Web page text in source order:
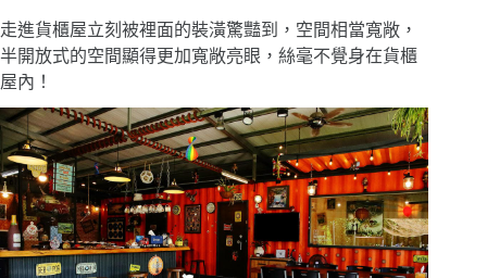
走進貨櫃屋立刻被裡面的裝潢驚豔到，空間相當寬敞，
半開放式的空間顯得更加寬敞亮眼，絲毫不覺身在貨櫃
屋內！